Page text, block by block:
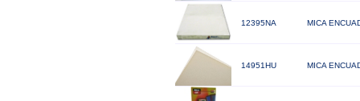
12395NA MICA
14951HU MICA